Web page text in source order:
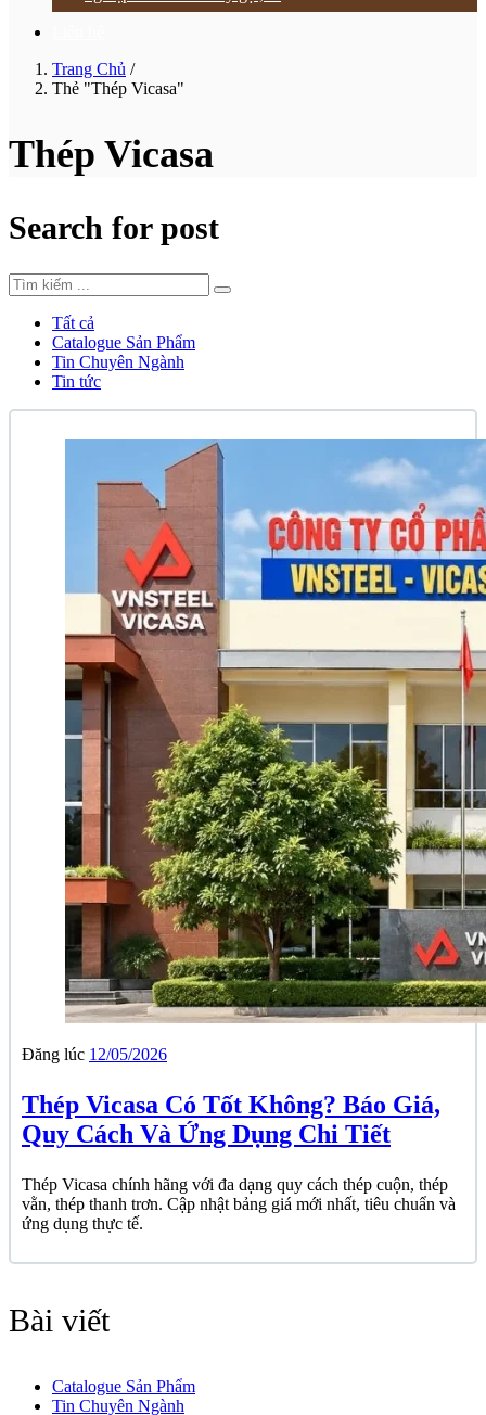
Trang Chủ /
Thẻ "Thép Vicasa"
Thép Vicasa
Search for post
Tất cả
Catalogue Sản Phẩm
Tin Chuyên Ngành
Tin tức
Đăng lúc 12/05/2026
Thép Vicasa Có Tốt Không? Báo Giá,
Quy Cách Và Ứng Dụng Chi Tiết
Thép Vicasa chính hãng với đa dạng quy cách thép cuộn, thép
vằn, thép thanh trơn. Cập nhật bảng giá mới nhất, tiêu chuẩn và
ứng dụng thực tế.
Bài viết
Catalogue Sản Phẩm
Tin Chuyên Ngành